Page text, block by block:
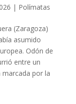
| Polímatas
(Zaragoza)
asumido
Odón de
entre un
por la